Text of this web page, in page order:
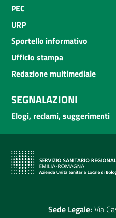
PEC
URP
Sportello informativo
Ufficio stampa
Redazione multimediale
SEGNALAZIONI
Elogi, reclami, suggerimenti
Sede Legale: Via